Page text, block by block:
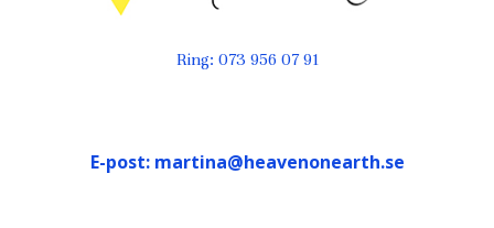
Ring: 073 956 07 91
E-post: martina@heavenonearth.se